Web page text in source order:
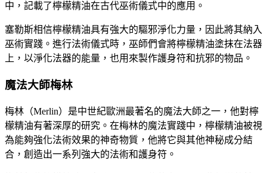
中，記載了檸檬精油在古代巫術儀式中的應用。
塞勒斯相信檸檬精油具有強大的驅邪淨化力量，因此將其納入
巫術實踐。進行法術儀式時，巫師們會將檸檬精油塗抹在法器
上，以淨化法器的能量，也用來製作護身符和抗邪的物品。
魔法大師梅林
梅林（Merlin）是中世紀歐洲最著名的魔法大師之一，他對檸
檬精油有著深厚的研究。在梅林的魔法實踐中，檸檬精油被視
為能夠強化法術效果的神奇物質，他將它與其他神秘成分結
合，創造出一系列強大的法術和護身符。